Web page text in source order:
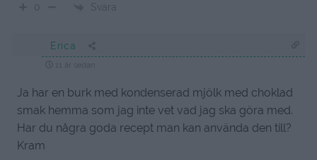
Svara
Erica
11 år sedan
Ja har en burk med kondenserad mjölk med choklad
smak hemma som jag inte vet vad jag ska göra med.
Har du några goda recept man kan använda den till?
Kram